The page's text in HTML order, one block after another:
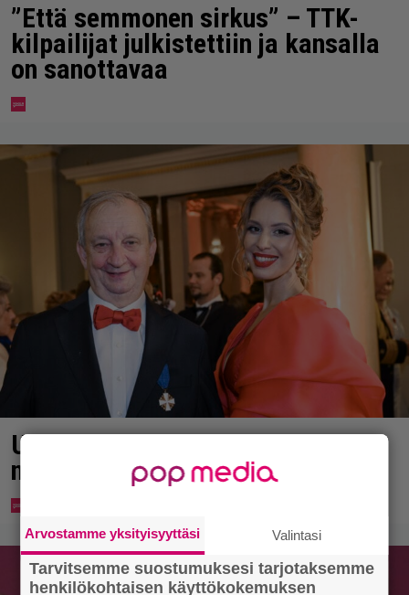
”Että semmonen sirkus” – TTK-
kilpailijat julkistettiin ja kansalla
on sanottavaa
Uuno: Hjallis Harkimo menee
naimisiin Jasmine Pajarin kanssa
Arvostamme yksityisyyttäsi Valintasi
Tarvitsemme suostumuksesi tarjotaksemme
henkilökohtaisen käyttökokemuksen